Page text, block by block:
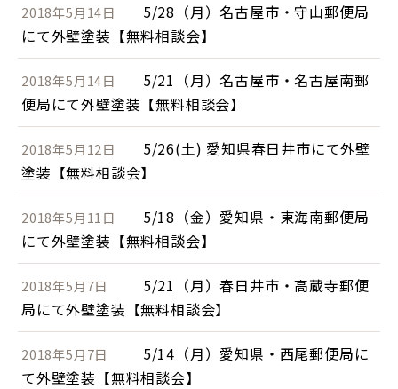
2018年5月14日
5/28（月）名古屋市・守山郵便局
にて外壁塗装【無料相談会】
2018年5月14日
5/21（月）名古屋市・名古屋南郵
便局にて外壁塗装【無料相談会】
2018年5月12日
5/26(土) 愛知県春日井市にて外壁
塗装【無料相談会】
2018年5月11日
5/18（金）愛知県・東海南郵便局
にて外壁塗装【無料相談会】
2018年5月7日
5/21（月）春日井市・高蔵寺郵便
局にて外壁塗装【無料相談会】
2018年5月7日
5/14（月）愛知県・西尾郵便局に
て外壁塗装【無料相談会】